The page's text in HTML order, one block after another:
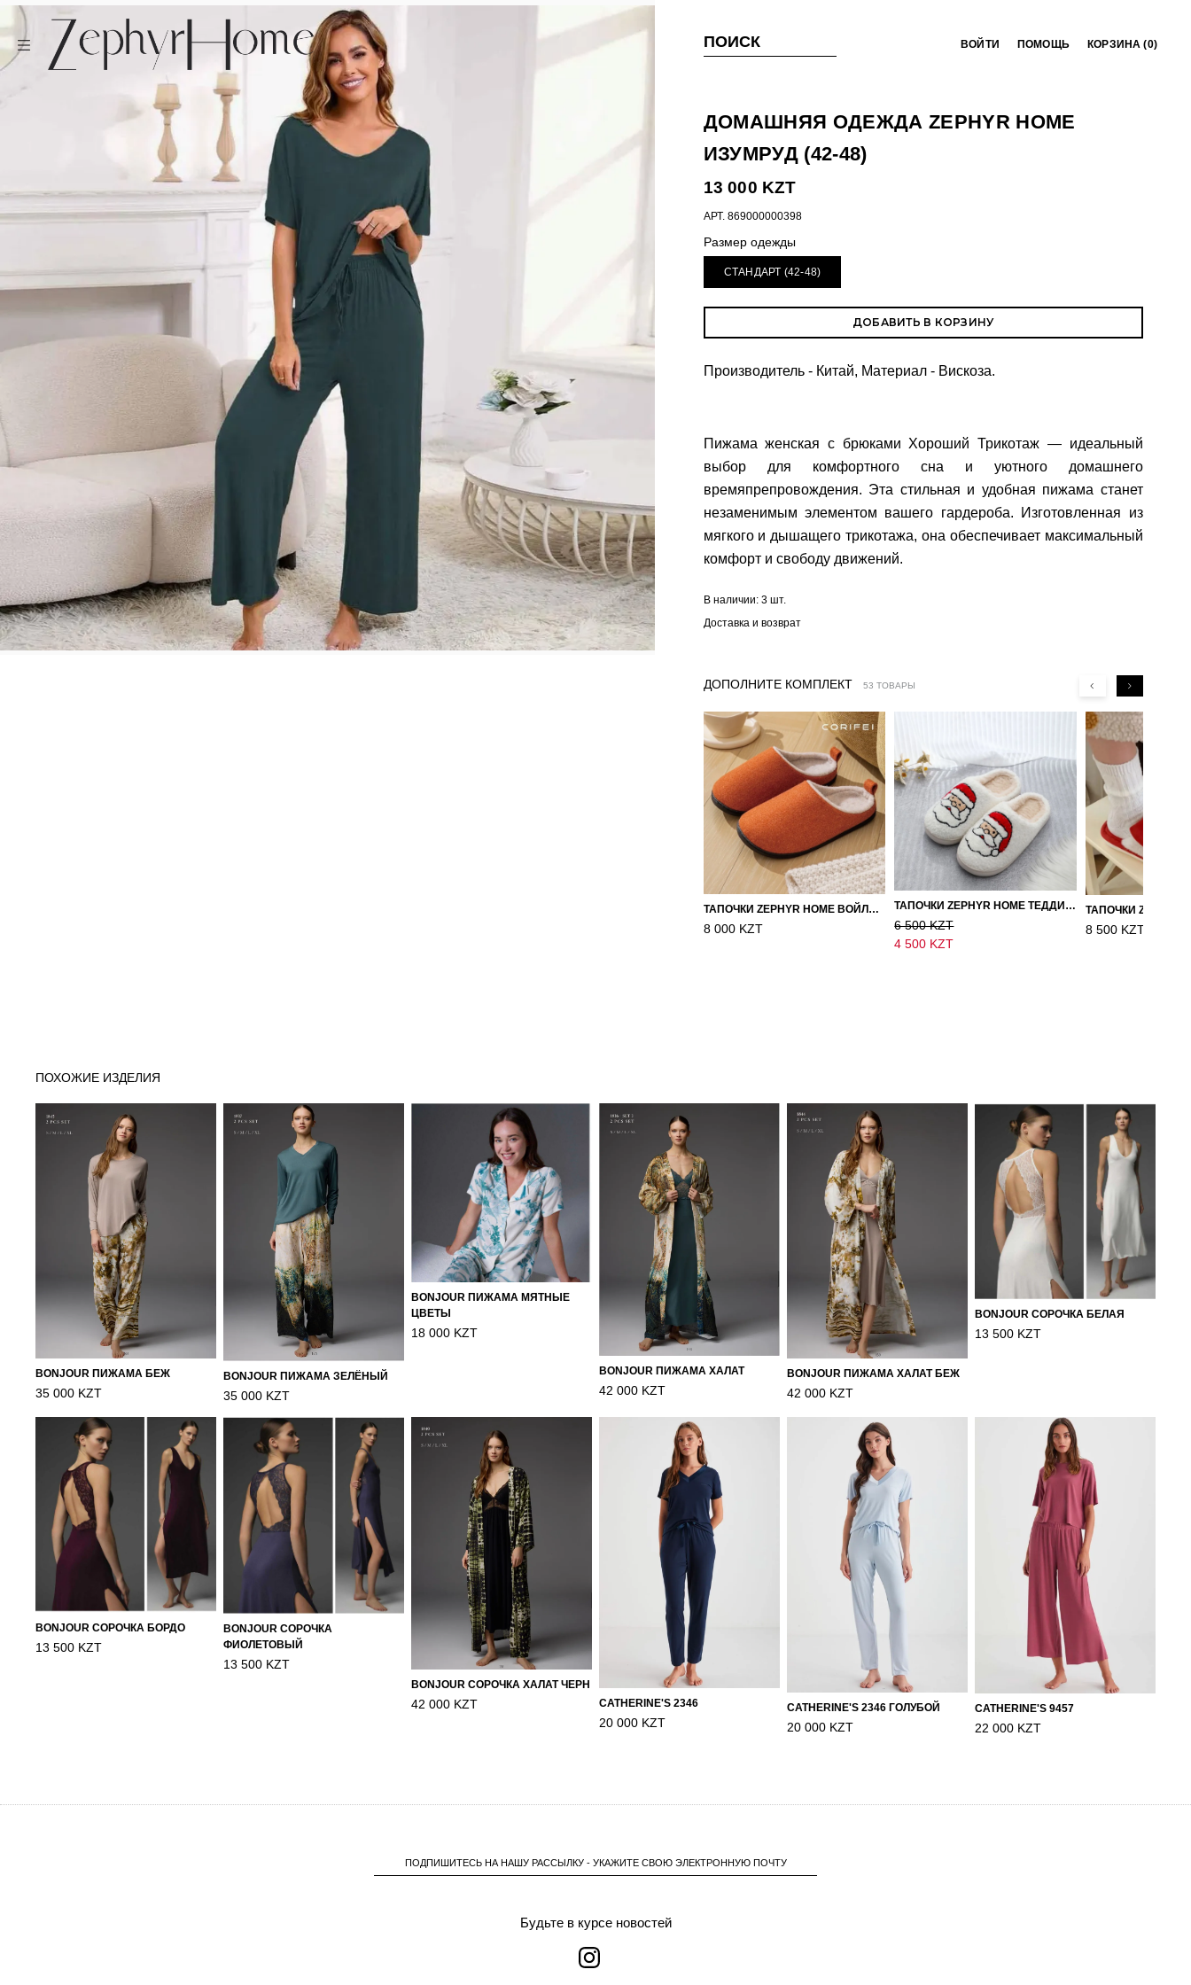
ПОИСК ВОЙТИ ПОМОЩЬ КОРЗИНА (0)
ДОМАШНЯЯ ОДЕЖДА ZEPHYR HOME
ИЗУМРУД (42-48)
13 000 KZT
АРТ. 869000000398
Размер одежды
СТАНДАРТ (42-48)
ДОБАВИТЬ В КОРЗИНУ
Производитель - Китай, Материал - Вискоза.
Пижама женская с брюками Хороший Трикотаж — идеальный
выбор для комфортного сна и уютного домашнего
времяпрепровождения. Эта стильная и удобная пижама станет
незаменимым элементом вашего гардероба. Изготовленная из
мягкого и дышащего трикотажа, она обеспечивает максимальный
комфорт и свободу движений.
В наличии: 3 шт.
Доставка и возврат
ДОПОЛНИТЕ КОМПЛЕКТ 53 ТОВАРЫ
ТАПОЧКИ ZEPHYR HOME ВОЙЛОК ОРАНЖЕВЫЙ
8 000 KZT
ТАПОЧКИ ZEPHYR HOME ТЕДДИ ДЕД МОРОЗ NEW
6 500 KZT
4 500 KZT
ТАПОЧКИ ZEPHYR
8 500 KZT
ПОХОЖИЕ ИЗДЕЛИЯ
BONJOUR ПИЖАМА БЕЖ
35 000 KZT
BONJOUR ПИЖАМА ЗЕЛЁНЫЙ
35 000 KZT
BONJOUR ПИЖАМА МЯТНЫЕ
ЦВЕТЫ
18 000 KZT
BONJOUR ПИЖАМА ХАЛАТ
42 000 KZT
BONJOUR ПИЖАМА ХАЛАТ БЕЖ
42 000 KZT
BONJOUR СОРОЧКА БЕЛАЯ
13 500 KZT
BONJOUR СОРОЧКА БОРДО
13 500 KZT
BONJOUR СОРОЧКА
ФИОЛЕТОВЫЙ
13 500 KZT
BONJOUR СОРОЧКА ХАЛАТ ЧЕРН
42 000 KZT CATHERINE'S 2346
20 000 KZT
CATHERINE'S 2346 ГОЛУБОЙ
20 000 KZT
CATHERINE'S 9457
22 000 KZT
ПОДПИШИТЕСЬ НА НАШУ РАССЫЛКУ - УКАЖИТЕ СВОЮ ЭЛЕКТРОННУЮ ПОЧТУ
Будьте в курсе новостей